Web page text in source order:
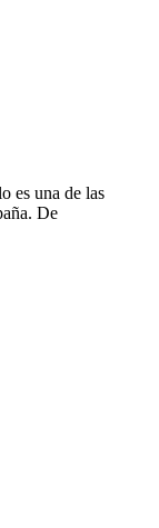
es una de las
De